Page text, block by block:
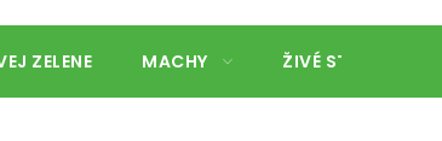
ZELENE MACHY ŽIVÉ STENY